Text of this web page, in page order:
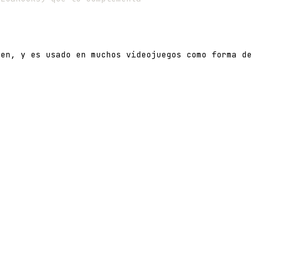
y es usado en muchos videojuegos como forma de